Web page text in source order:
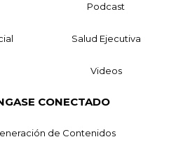
Podcast
Salud Ejecutiva
Videos
CONECTADO
de Contenidos